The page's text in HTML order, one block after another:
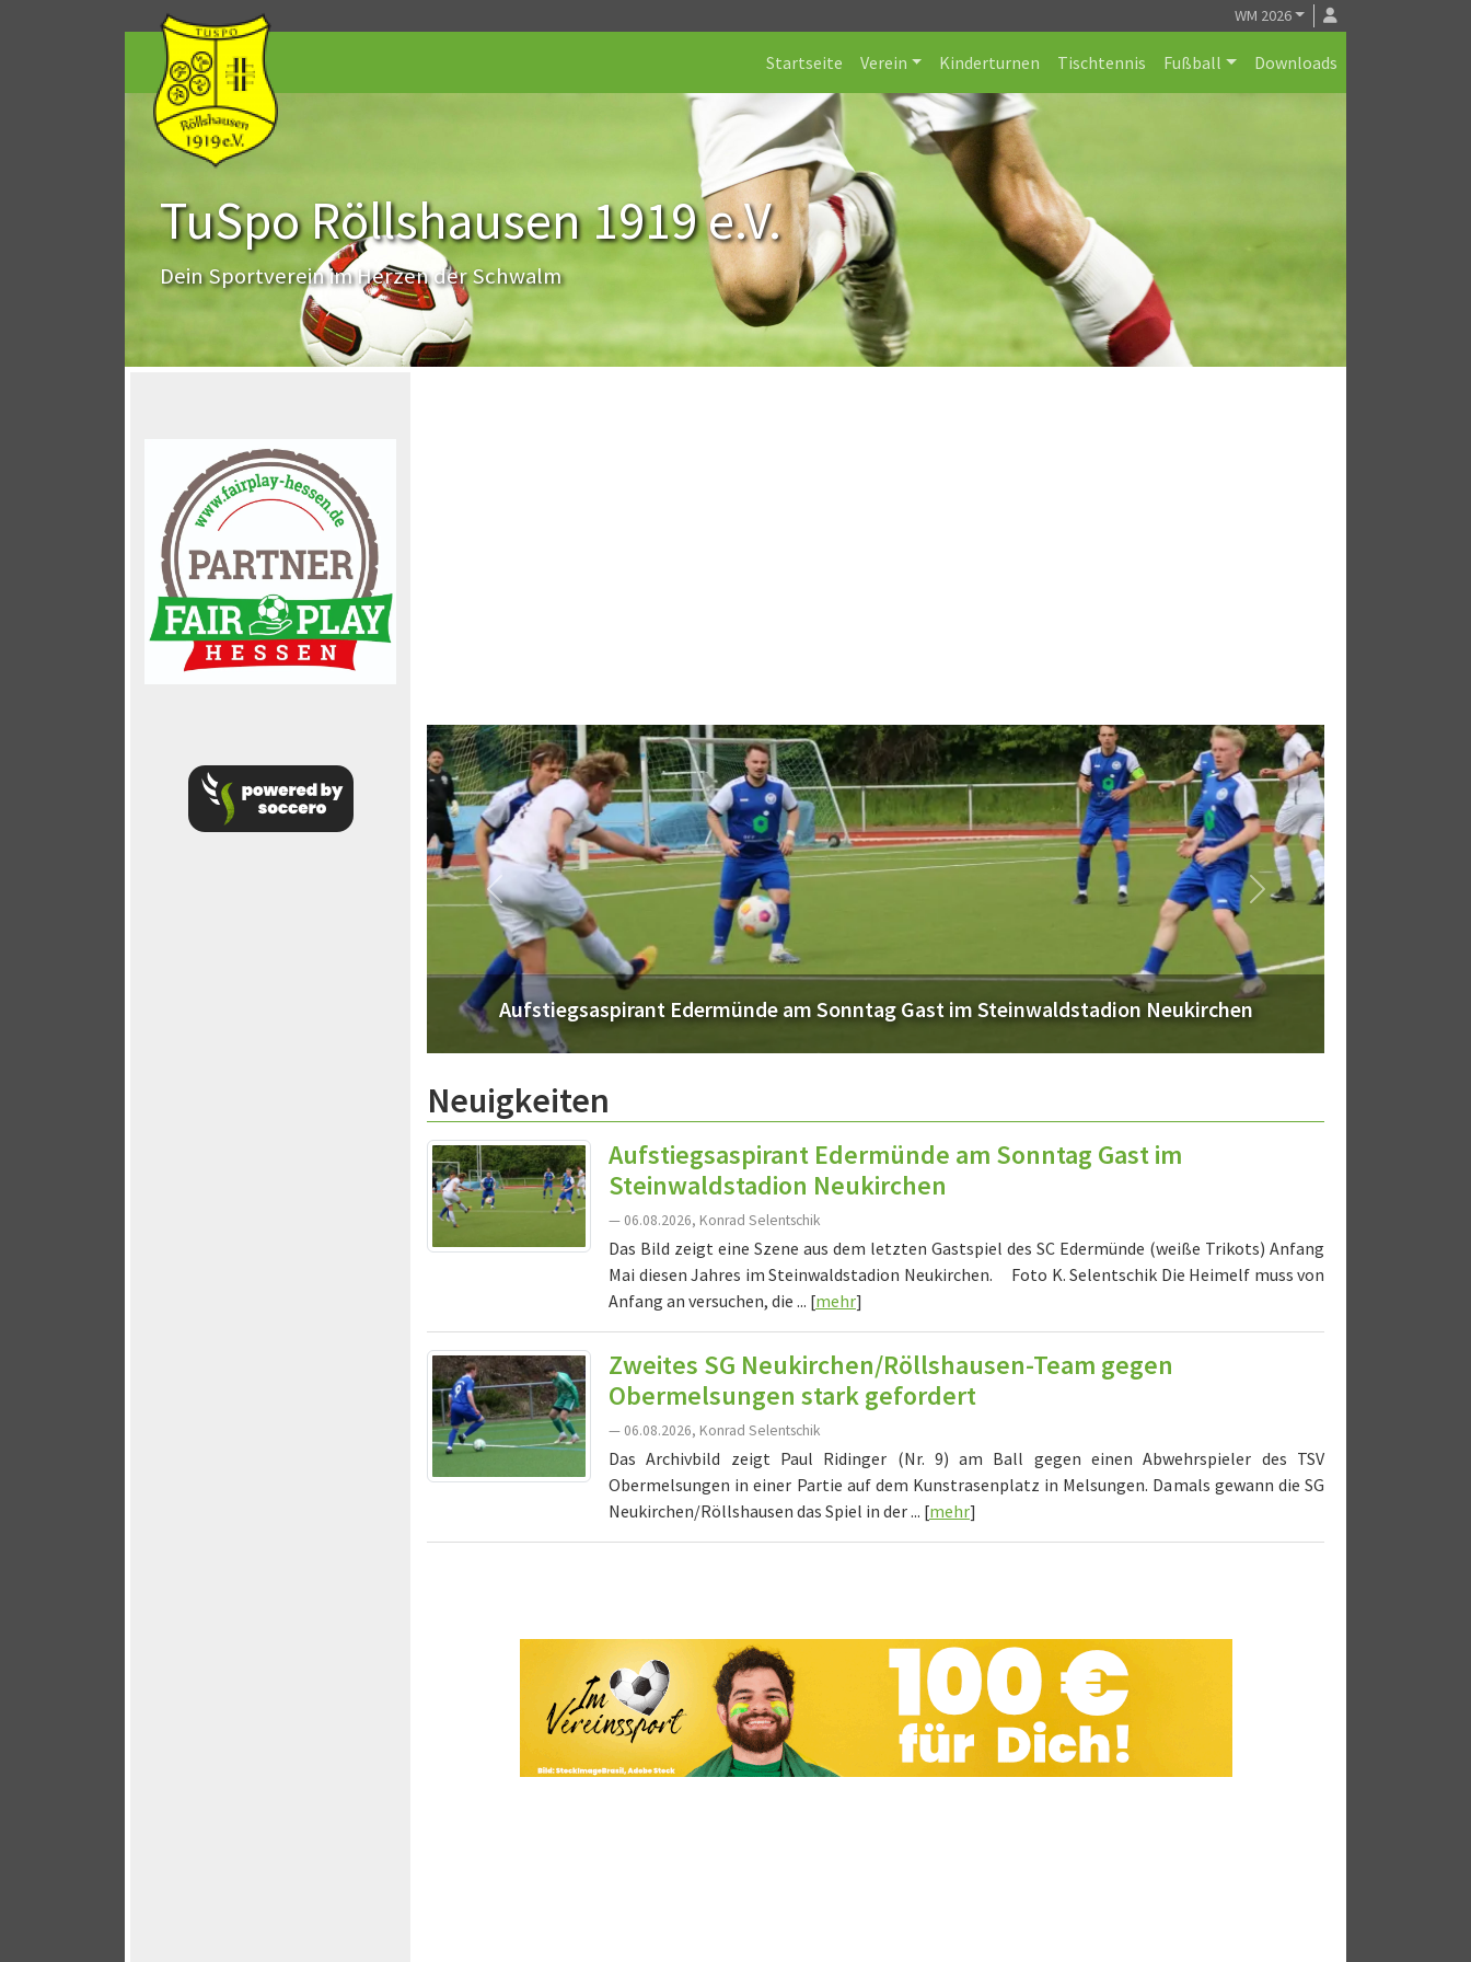
WM 2026
Startseite Verein Kinderturnen Tischtennis Fußball Downloads
TuSpo Röllshausen 1919 e.V.
Dein Sportverein im Herzen der Schwalm
Aufstiegsaspirant Edermünde am Sonntag Gast im Steinwaldstadion Neukirchen
Neuigkeiten
Aufstiegsaspirant Edermünde am Sonntag Gast im
Steinwaldstadion Neukirchen
— 06.08.2026, Konrad Selentschik
Das Bild zeigt eine Szene aus dem letzten Gastspiel des SC Edermünde (weiße Trikots) Anfang
Mai diesen Jahres im Steinwaldstadion Neukirchen. Foto K. Selentschik Die Heimelf muss von
Anfang an versuchen, die ... [mehr]
Zweites SG Neukirchen/Röllshausen-Team gegen
Obermelsungen stark gefordert
— 06.08.2026, Konrad Selentschik
Das Archivbild zeigt Paul Ridinger (Nr. 9) am Ball gegen einen Abwehrspieler des TSV
Obermelsungen in einer Partie auf dem Kunstrasenplatz in Melsungen. Damals gewann die SG
Neukirchen/Röllshausen das Spiel in der ... [mehr]